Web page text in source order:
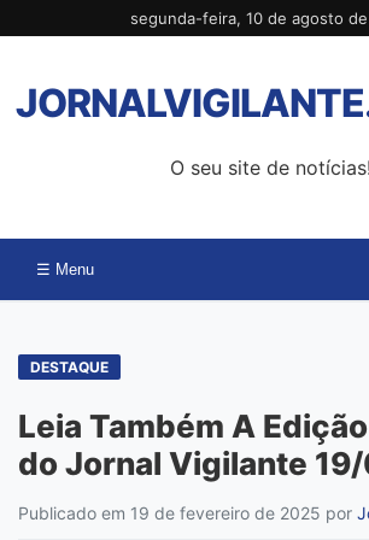
para
conteúdo
segunda-feira, 10 de agosto
O seu site de notícias!
☰ Menu
DESTAQUE
Leia Também A
do Jornal Vigilante
Publicado em 19 de fevereiro de 2025 por